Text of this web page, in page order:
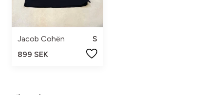
Jacob Cohën
S
899 SEK